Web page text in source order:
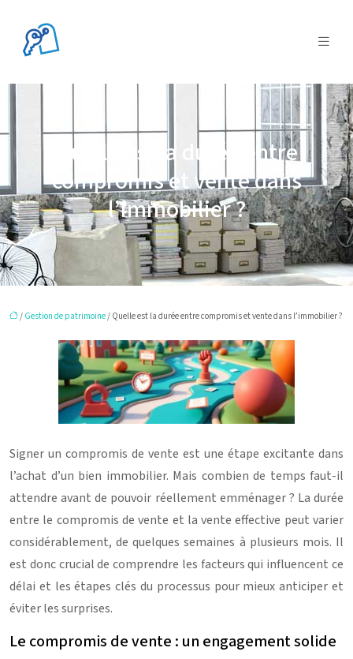
Quelle est la durée entre
compromis et vente dans
l’immobilier ?
/ Gestion de patrimoine/ Quelle est la durée entre compromis et vente dans l’immobilier ?
Signer un compromis de vente est une étape excitante dans
l’achat d’un bien immobilier. Mais combien de temps faut-il
attendre avant de pouvoir réellement emménager ? La durée
entre le compromis de vente et la vente effective peut varier
considérablement, de quelques semaines à plusieurs mois. Il
est donc crucial de comprendre les facteurs qui influencent ce
délai et les étapes clés du processus pour mieux anticiper et
éviter les surprises.
Le compromis de vente : un engagement solide